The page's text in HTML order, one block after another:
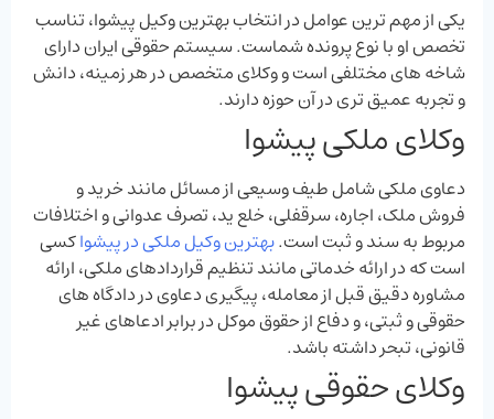
یکی از مهم ‌ترین عوامل در انتخاب بهترین وکیل پیشوا، تناسب
تخصص او با نوع پرونده شماست. سیستم حقوقی ایران دارای
شاخه‌ های مختلفی است و وکلای متخصص در هر زمینه، دانش
و تجربه عمیق ‌تری در آن حوزه دارند.
وکلای ملکی پیشوا
دعاوی ملکی شامل طیف وسیعی از مسائل مانند خرید و
فروش ملک، اجاره، سرقفلی، خلع ید، تصرف عدوانی و اختلافات
مربوط به سند و ثبت است.بهترین وکیل ملکی در پیشواکسی
است که در ارائه خدماتی مانند تنظیم قراردادهای ملکی، ارائه
مشاوره دقیق قبل از معامله، پیگیری دعاوی در دادگاه‌ های
حقوقی و ثبتی، و دفاع از حقوق موکل در برابر ادعاهای غیر
قانونی، تبحر داشته باشد.
وکلای حقوقی پیشوا